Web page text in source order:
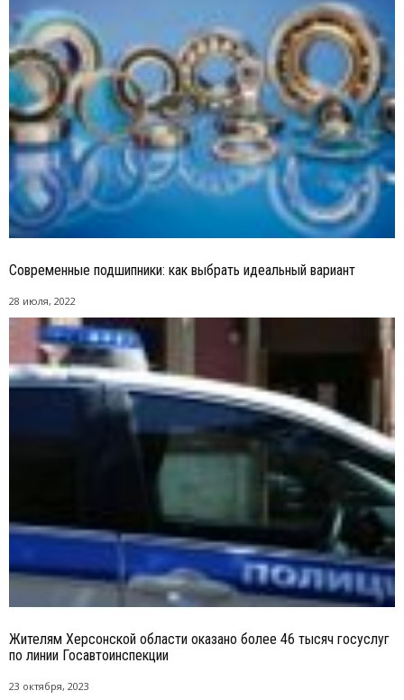
Современные подшипники: как выбрать идеальный вариант
28 июля, 2022
Жителям Херсонской области оказано более 46 тысяч госуслуг
по линии Госавтоинспекции
23 октября, 2023